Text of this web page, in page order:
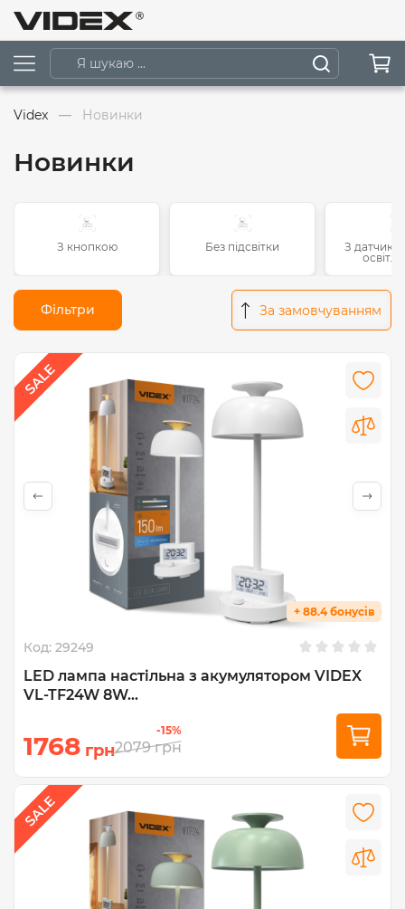
Videx Новинки
Новинки
З кнопкою Без підсвітки
З
За замовчуванням
Фільтри
+ 88.4 бонусів
Код: 29249
LED лампа настiльна з акумулятором VIDEX
VL-TF24W 8W...
1768 грн
-15%
2079 грн